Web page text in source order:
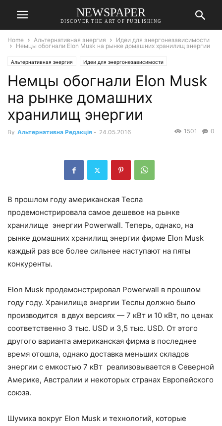
NEWSPAPER
DISCOVER THE ART OF PUBLISHING
Home Альтернативная энергия
Идеи для энергонезависимости
Немцы обогнали Elon Musk на рынке домашних хранилищ энергии
Альтернативная энергия Идеи для энергонезависимости
Немцы обогнали Elon Musk
на рынке домашних
хранилищ энергии
By Альтернативна Редакція - 24.05.2016 0
1501
В прошлом году американская Тесла
продемонстрировала самое дешевое на рынке
хранилище энергии Powerwall. Теперь, однако, на
рынке домашних хранилищ энергии фирме Elon Musk
каждый раз все более сильнее наступают на пяты
конкуренты.
Elon Musk продемонстрировал Powerwall в прошлом
году году. Хранилище энергии Теслы должно было
производится в двух версиях — 7 кВт и 10 кВт, по ценах
соответственно 3 тыс. USD и 3,5 тыс. USD. От этого
другого варианта американская фирма в последнее
время отошла, однако доставка меньших складов
энергии с емкостью 7 кВт реализовывается в Северной
Америке, Австралии и некоторых странах Европейского
союза.
Шумиха вокруг Elon Musk и технологий, которые